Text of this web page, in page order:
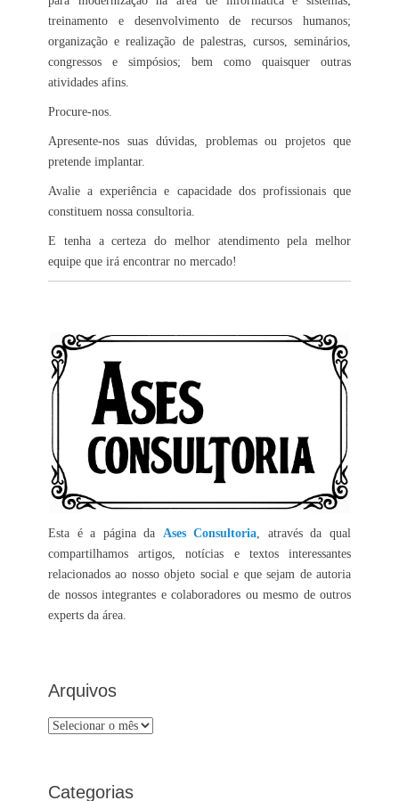
treinamento e desenvolvimento de recursos humanos;
organização e realização de palestras, cursos, seminários,
congressos e simpósios; bem como quaisquer outras
atividades afins.
Procure-nos.
Apresente-nos suas dúvidas, problemas ou projetos que
pretende implantar.
Avalie a experiência e capacidade dos profissionais que
constituem nossa consultoria.
E tenha a certeza do melhor atendimento pela melhor
equipe que irá encontrar no mercado!
Esta é a página da Ases Consultoria , através da qual
compartilhamos artigos, notícias e textos interessantes
relacionados ao nosso objeto social e que sejam de autoria
de nossos integrantes e colaboradores ou mesmo de outros
experts da área.
Arquivos
Arquivos
Categorias